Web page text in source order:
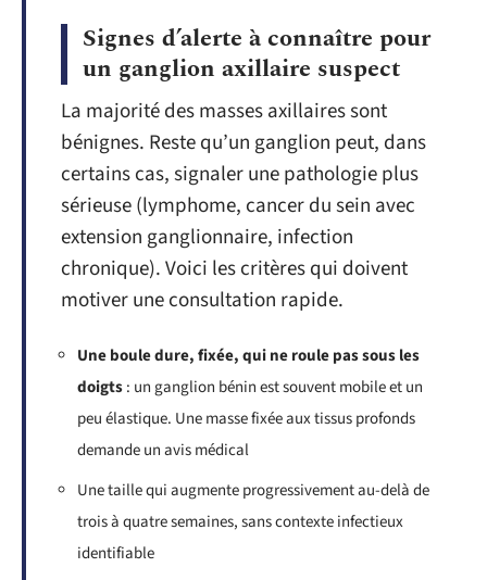
Signes d’alerte à connaître pour
un ganglion axillaire suspect
La majorité des masses axillaires sont
bénignes. Reste qu’un ganglion peut, dans
certains cas, signaler une pathologie plus
sérieuse (lymphome, cancer du sein avec
extension ganglionnaire, infection
chronique). Voici les critères qui doivent
motiver une consultation rapide.
Une boule dure, fixée, qui ne roule pas sous les
doigts: un ganglion bénin est souvent mobile et un
peu élastique. Une masse fixée aux tissus profonds
demande un avis médical
Une taille qui augmente progressivement au-delà de
trois à quatre semaines, sans contexte infectieux
identifiable